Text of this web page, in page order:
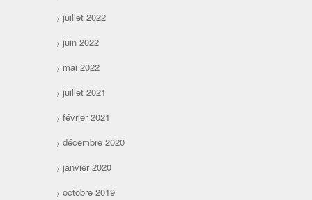
juillet 2022
juin 2022
mai 2022
juillet 2021
février 2021
décembre 2020
janvier 2020
octobre 2019